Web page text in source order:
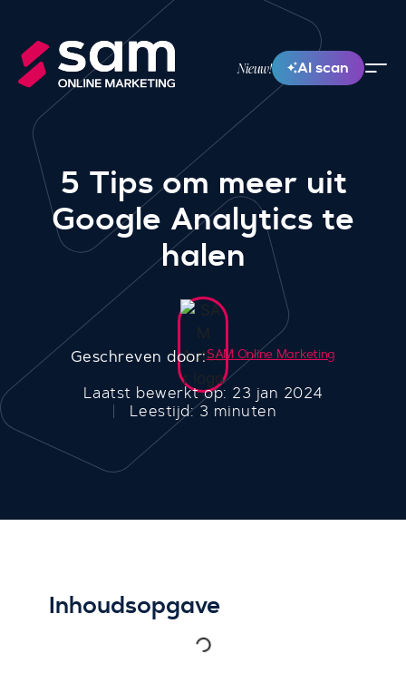
Nieuw! AI scan
5 Tips om meer uit
Google Analytics te
halen
SAM Online Marketing
Geschreven door:
Laatst bewerkt op: 23 jan 2024
Leestijd: 3 minuten
Inhoudsopgave